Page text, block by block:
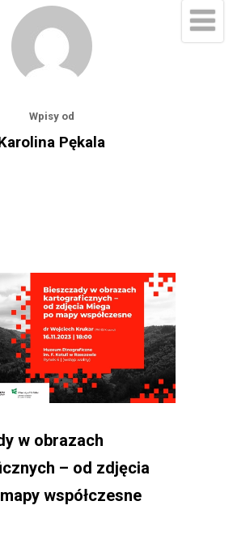
Wpisy od
Pękala
w obrazach
– od zdjęcia
współczesne